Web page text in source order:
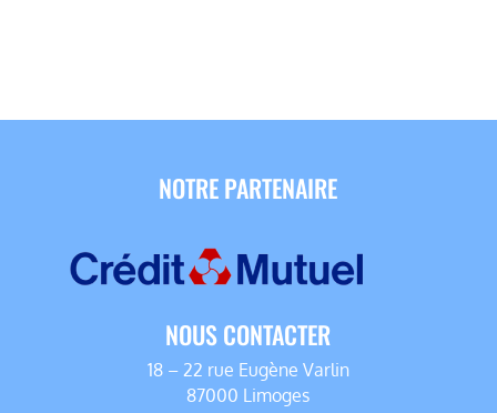
NOTRE PARTENAIRE
NOUS CONTACTER
18 – 22 rue Eugène Varlin
87000 Limoges